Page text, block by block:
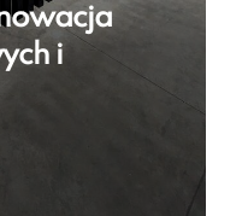
i